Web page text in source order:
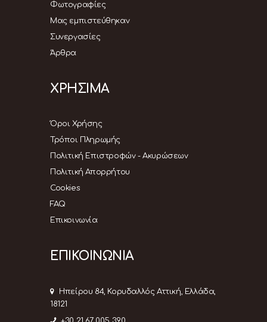
Φωτογραφίες
Μας εμπιστεύθηκαν
Συνεργασίες
Άρθρα
ΧΡΗΣΙΜΑ
Όροι Χρήσης
Τρόποι Πληρωμής
Πολιτική Επιστροφών - Ακυρώσεων
Πολιτική Απορρήτου
Cookies
FAQ
Επικοινωνία
ΕΠΙΚΟΙΝΩΝΙΑ
Ηπείρου 84, Κορυδαλλός Αττική, Ελλάδα,
18121